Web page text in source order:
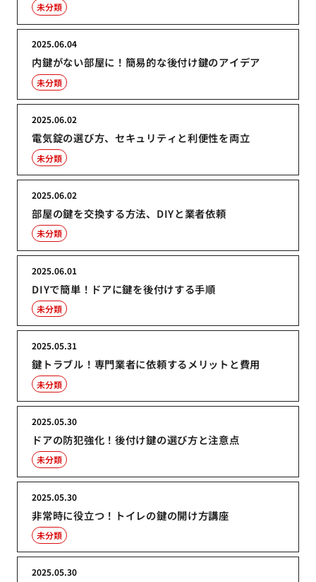
未分類
内鍵がない部屋に！簡易的な後付け鍵のアイデア
2025.06.04
未分類
電気錠の選び方、セキュリティと利便性を両立
2025.06.02
未分類
部屋の鍵を交換する方法、DIYと業者依頼
2025.06.02
未分類
DIYで簡単！ドアに鍵を後付けする手順
2025.06.01
未分類
鍵トラブル！専門業者に依頼するメリットと費用
2025.05.31
未分類
ドアの防犯強化！後付け鍵の選び方と注意点
2025.05.30
未分類
非常時に役立つ！トイレの鍵の開け方講座
2025.05.30
未分類
2025.05.30